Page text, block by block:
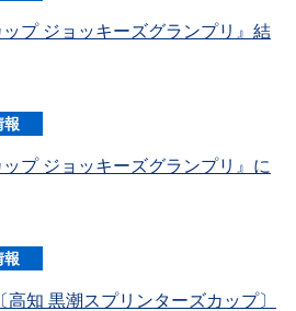
ップ ジョッキーズグランプリ』結
報
ップ ジョッキーズグランプリ』に
報
高知 黒潮スプリンターズカップ〕